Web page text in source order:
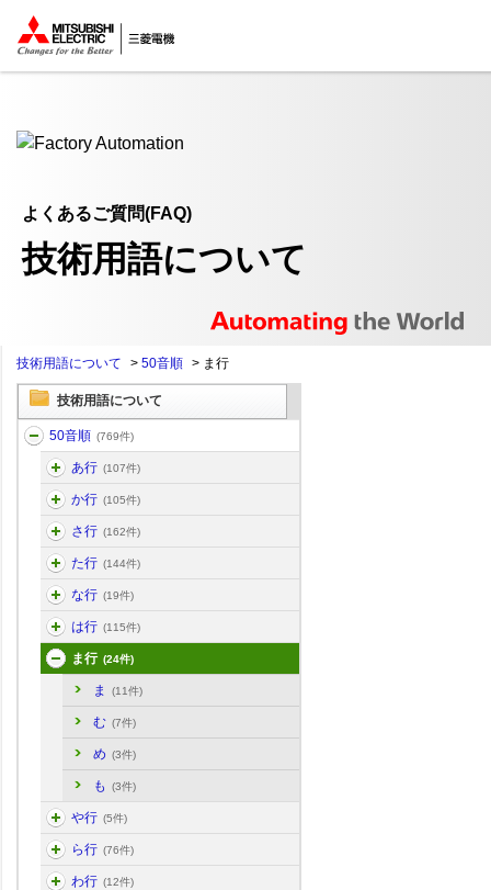
ここから本文
よくあるご質問(FAQ)
技術用語について
技術用語について > 50音順 > ま行
技術用語について
50音順 (769件)
あ行 (107件)
か行 (105件)
さ行 (162件)
た行 (144件)
な行 (19件)
は行 (115件)
ま行 (24件)
ま (11件)
む (7件)
め (3件)
も (3件)
や行 (5件)
ら行 (76件)
わ行 (12件)